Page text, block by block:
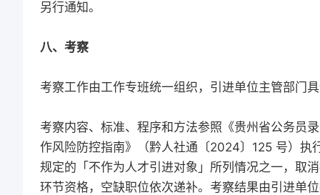
另行通知。
八、考察
考察工作由工作专班统一组织，引进单位主管部门
考察内容、标准、程序和方法参照《贵州省公务员
作风险防控指南》（黔人社通〔2024〕125 号）执
规定的「不作为人才引进对象」所列情况之一，取
环节资格，空缺职位依次递补。考察结果由引进单